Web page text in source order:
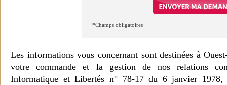
*Champs obligatoires
Les informations vous concernant sont destinées à
votre commande et la gestion de nos relations
Informatique et Libertés n° 78-17 du 6 janvier 1978,